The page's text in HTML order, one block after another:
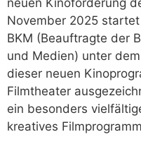
neuen Kinoförderung
November 2025
BKM (Beauftragte der
und Medien) unter
dieser neuen
Filmtheater
ein besonders
kreatives